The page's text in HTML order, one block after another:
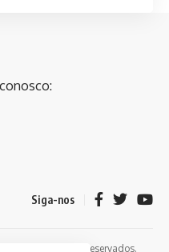
Siga-nos
Todos os direitos reservados.